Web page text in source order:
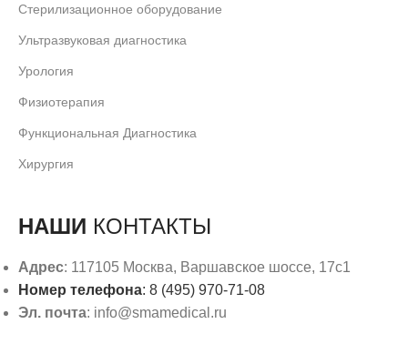
Стерилизационное оборудование
Ультразвуковая диагностика
Урология
Физиотерапия
Функциональная Диагностика
Хирургия
НАШИ КОНТАКТЫ
Адрес: 117105 Москва, Варшавское шоссе, 17с1
Номер телефона: 8 (495) 970-71-08
Эл. почта: info@smamedical.ru